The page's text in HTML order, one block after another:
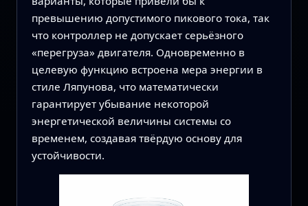
превышению допустимого пикового тока, так
что контроллер не допускает серьёзного
«перегруза» двигателя. Одновременно в
целевую функцию встроена мера энергии в
стиле Ляпунова, что математически
гарантирует убывание некоторой
энергетической величины системы со
временем, создавая твёрдую основу для
устойчивости.